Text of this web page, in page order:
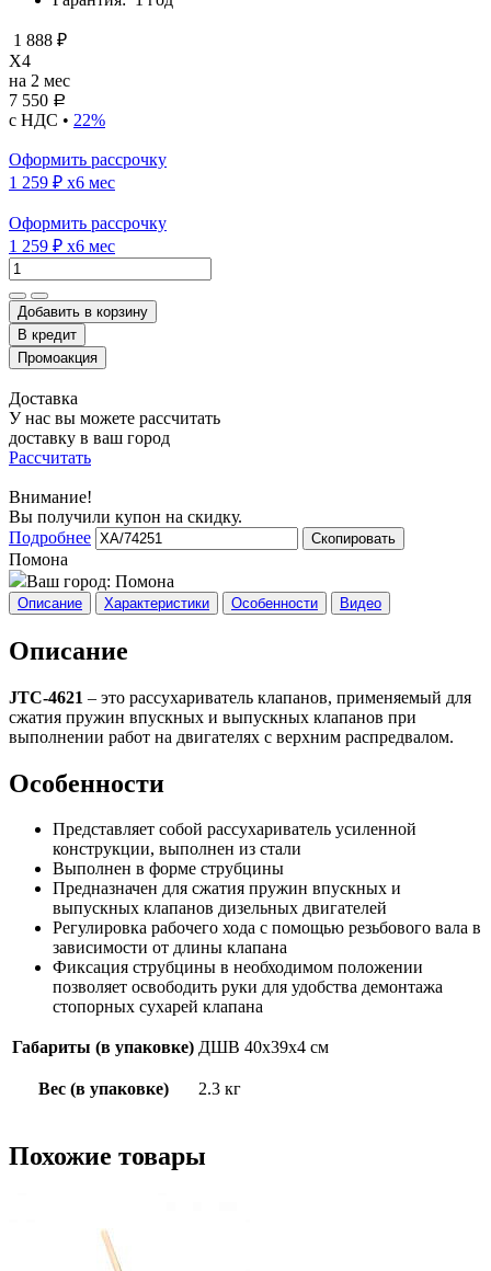
1 888 ₽
X4
на 2 мес
7 550 Р
с НДС • 22%
Оформить рассрочку
1 259 ₽ x6 мес
Оформить рассрочку
1 259 ₽ x6 мес
Добавить в корзину
Доставка
У нас вы можете рассчитать
доставку в ваш город
Рассчитать
Внимание!
Вы получили купон на скидку.
Подробнее
Скопировать
Помона
Ваш город: Помона
Описание Характеристики Особенности Видео
Описание
JTC-4621 – это рассухариватель клапанов, применяемый для
сжатия пружин впускных и выпускных клапанов при
выполнении работ на двигателях с верхним распредвалом.
Особенности
Представляет собой рассухариватель усиленной
конструкции, выполнен из стали
Выполнен в форме струбцины
Предназначен для сжатия пружин впускных и
выпускных клапанов дизельных двигателей
Регулировка рабочего хода с помощью резьбового вала в
зависимости от длины клапана
Фиксация струбцины в необходимом положении
позволяет освободить руки для удобства демонтажа
стопорных сухарей клапана
Габариты (в упаковке) ДШВ 40х39х4 см
Вес (в упаковке) 2.3 кг
Похожие товары